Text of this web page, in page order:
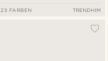
23 FARBEN TRENDHIM